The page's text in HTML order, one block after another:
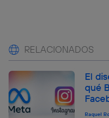
RELACIONADOS
El
qué
Raquel